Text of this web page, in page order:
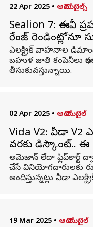
22 Apr 2025 • ఆటోమొబైల్స్
Sealion 7: ఈవీ
రేంజ్‌ రెండింట్లోనూ
ఎలక్ట్రిక్ వాహనాల
బహుళ జాతి కంపెనీలు
తీసుకువస్తున్నాయి.
02 Apr 2025 • ఆటో మొబైల్
Vida V2: వీడా V2
వరకు డిస్కౌంట్..
అమెజాన్ లేదా ఫ్లిప్‌కార్ట్
చేసే వినియోగదారులకు
అందిస్తున్నట్లు వీడా
19 Mar 2025 • ఆటో మొబైల్